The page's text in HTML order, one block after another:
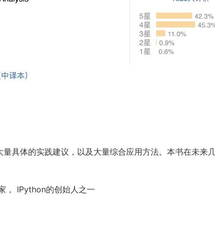
具体的实践建议，以及大量综合应用方法。本书在未来
IPython的创始人之一